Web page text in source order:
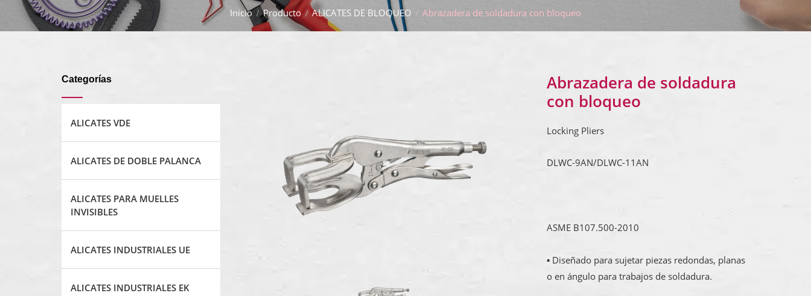
Inicio Producto ALICATES DE BLOQUEO Abrazadera de soldadura con bloqueo
Categorías
ALICATES VDE
ALICATES DE DOBLE PALANCA
ALICATES PARA MUELLES
INVISIBLES
ALICATES INDUSTRIALES UE
ALICATES INDUSTRIALES EK
Abrazadera de soldadura
con bloqueo
Locking Pliers
DLWC-9AN/DLWC-11AN
ASME B107.500-2010
▪ Diseñado para sujetar piezas redondas, planas
o en ángulo para trabajos de soldadura.